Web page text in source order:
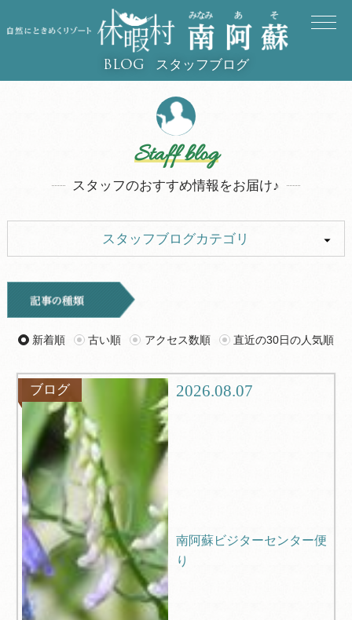
BLOG スタッフブログ
Staff blog
スタッフのおすすめ情報をお届け♪
スタッフブログカテゴリ
キャンプ
旅行記 ツアー
グルメ
ブログ
新着順 古い順 アクセス数順 直近の30日の人気順
ブログ 2026.08.07
南阿蘇ビジターセンター便
り